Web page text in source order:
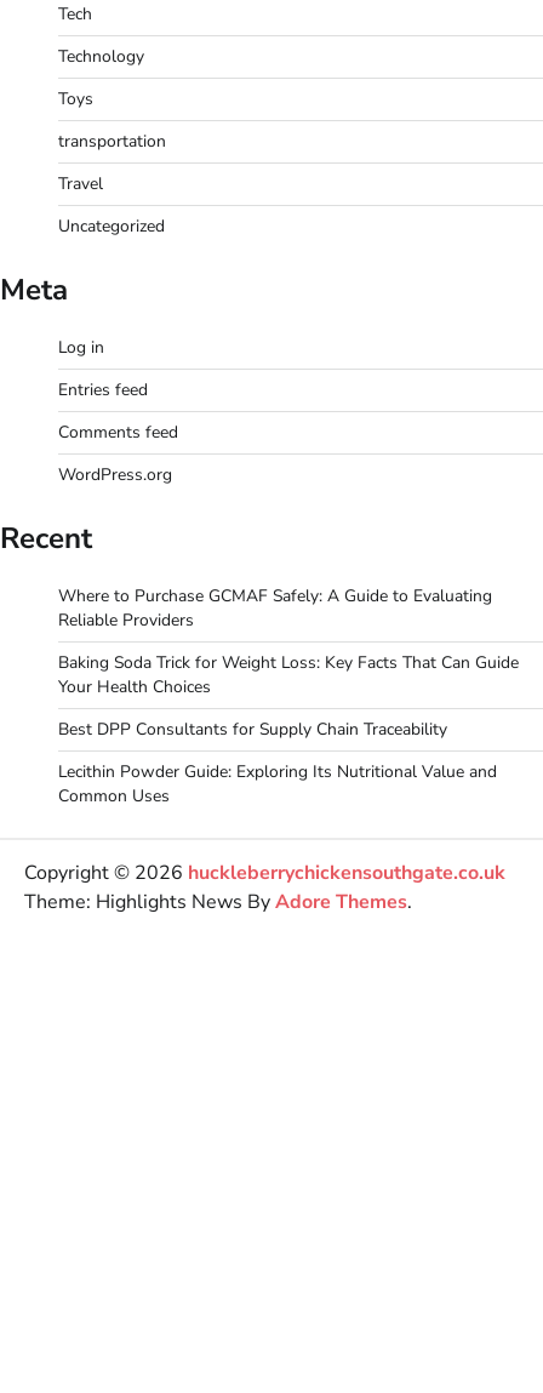
Tech
Technology
Toys
transportation
Travel
Uncategorized
Meta
Log in
Entries feed
Comments feed
WordPress.org
Recent
Where to Purchase GCMAF Safely: A Guide to Evaluating
Reliable Providers
Baking Soda Trick for Weight Loss: Key Facts That Can Guide
Your Health Choices
Best DPP Consultants for Supply Chain Traceability
Lecithin Powder Guide: Exploring Its Nutritional Value and
Common Uses
Copyright © 2026 huckleberrychickensouthgate.co.uk
Theme: Highlights News ByAdore Themes.